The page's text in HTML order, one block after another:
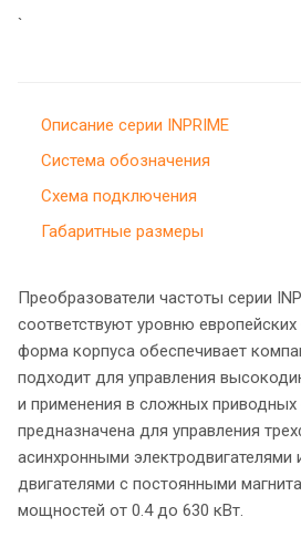
`
Описание серии INPRIME
Система обозначения
Схема подключения
Габаритные размеры
Преобразователи частоты серии
соответствуют уровню
форма корпуса обеспечивает
подходит для управления
и применения в сложных приводных
предназначена для управления
асинхронными электродвигателями
двигателями с постоянными
мощностей от 0.4 до 630 кВт.